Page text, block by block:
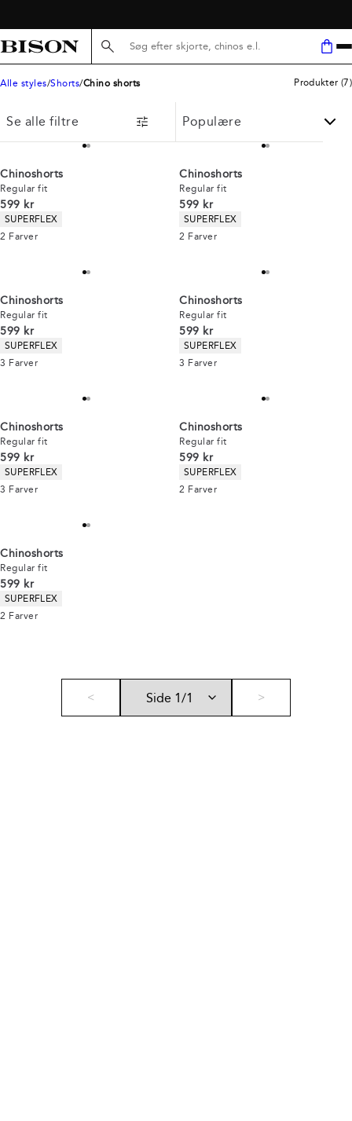
Søg her...
Alle styles Shorts Chino shorts Produkter (7)
Se alle filtre
Chinoshorts
Regular fit
I alt (inkl. rabat)
599 kr
Produkt egenskaber
SUPERFLEX
2 Farver
Chinoshorts
Regular fit
I alt (inkl. rabat)
599 kr
Produkt egenskaber
SUPERFLEX
2 Farver
Chinoshorts
Regular fit
I alt (inkl. rabat)
599 kr
Produkt egenskaber
SUPERFLEX
3 Farver
Chinoshorts
Regular fit
I alt (inkl. rabat)
599 kr
Produkt egenskaber
SUPERFLEX
3 Farver
Chinoshorts
Regular fit
I alt (inkl. rabat)
599 kr
Produkt egenskaber
SUPERFLEX
3 Farver
Chinoshorts
Regular fit
I alt (inkl. rabat)
599 kr
Produkt egenskaber
SUPERFLEX
2 Farver
Chinoshorts
Regular fit
I alt (inkl. rabat)
599 kr
Produkt egenskaber
SUPERFLEX
2 Farver